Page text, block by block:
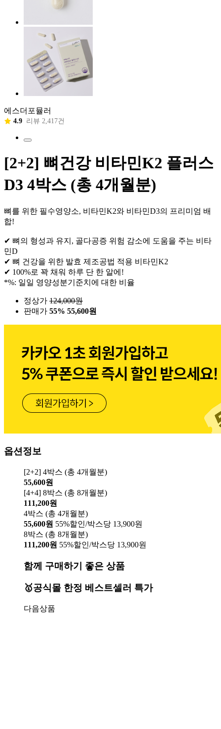
에스더포뮬러
4.9 리뷰 2,417건
[2+2] 뼈건강 비타민K2 플러스
D3 4박스 (총 4개월분)
뼈를 위한 필수영양소, 비타민K2와 비타민D3의 프리미엄 배
합!
✔ 뼈의 형성과 유지, 골다공증 위험 감소에 도움을 주는 비타
민D
✔ 뼈 건강을 위한 발효 제조공법 적용 비타민K2
✔ 100%로 꽉 채워 하루 단 한 알에!
*%: 일일 영양성분기준치에 대한 비율
정상가 124,000원
판매가 55% 55,600원
옵션정보
[2+2] 4박스 (총 4개월분)
55,600원
[4+4] 8박스 (총 8개월분)
111,200원
4박스 (총 4개월분)
55,600원 55%할인/박스당 13,900원
8박스 (총 8개월분)
111,200원 55%할인/박스당 13,900원
함께 구매하기 좋은 상품
🥇공식몰 한정 베스트셀러 특가
다음상품